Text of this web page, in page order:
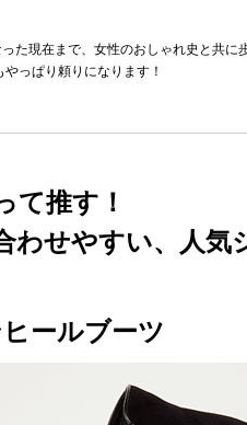
た現在まで、女性のおしゃれ史と共に
っぱり頼りになります！
て推す！
わせやすい、人気
ールブーツ